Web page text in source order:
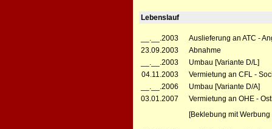
Lebenslauf
__.__.2003
Auslieferung an ATC -
23.09.2003
Abnahme
__.__.2003
Umbau [Variante D/L]
04.11.2003
Vermietung an CFL -
__.__.2006
Umbau [Variante D/A]
03.01.2007
Vermietung an OHE -
[Beklebung mit